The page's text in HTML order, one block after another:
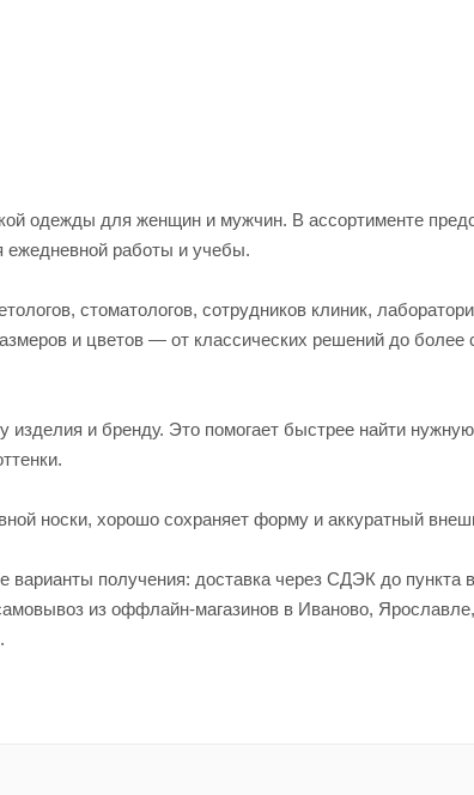
одежды для женщин и мужчин. В ассортименте
ежедневной работы и учебы.
стоматологов, сотрудников клиник,
и цветов — от классических решений до более
и бренду. Это помогает быстрее найти
носки, хорошо сохраняет форму и аккуратный
получения: доставка через СДЭК до пункта
из оффлайн-магазинов в Иваново,